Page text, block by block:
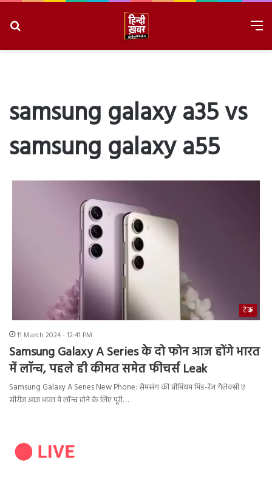
samsung galaxy a35 vs
samsung galaxy a55
टेक
11 March 2024 - 12:41 PM
Samsung Galaxy A Series के दो फोन आज होंगे भारत
में लॉन्च, पहले ही कीमत समेत फीचर्स Leak
Samsung Galaxy A Series New Phone: सैमसंग की प्रीमियम मिड-रेंज गैलेक्सी ए
सीरीज आज भारत में लॉन्च होने के लिए पूरी…